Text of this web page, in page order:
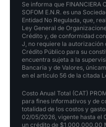
Se informa que FINANCIERA
SOFOM E.N.R. es una
Entidad No Regulada, que,
Ley General de
Crédito y, de conformidad
J, no requiere la autorización
Crédito Público para su
encuentra sujeta a la
Bancaria y de Valores,
en el artículo 56 de la citada
Costo Anual Total (CAT)
para fines informativos y de
totalidad de los costos y
02/05/2026, vigente hasta el
un crédito de $1,000,000.00